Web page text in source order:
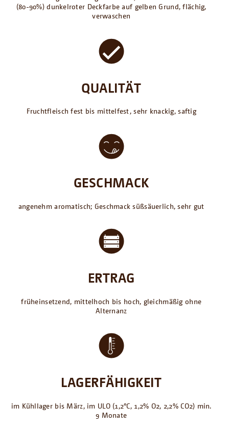
(80-90%) dunkelroter Deckfarbe auf gelben Grund, flächig,
verwaschen
QUALITÄT
Fruchtfleisch fest bis mittelfest, sehr knackig, saftig
GESCHMACK
angenehm aromatisch; Geschmack süßsäuerlich, sehr gut
ERTRAG
früheinsetzend, mittelhoch bis hoch, gleichmäßig ohne
Alternanz
LAGERFÄHIGKEIT
im Kühllager bis März, im ULO (1,2°C, 1,2% O2, 2,2% CO2) min.
9 Monate